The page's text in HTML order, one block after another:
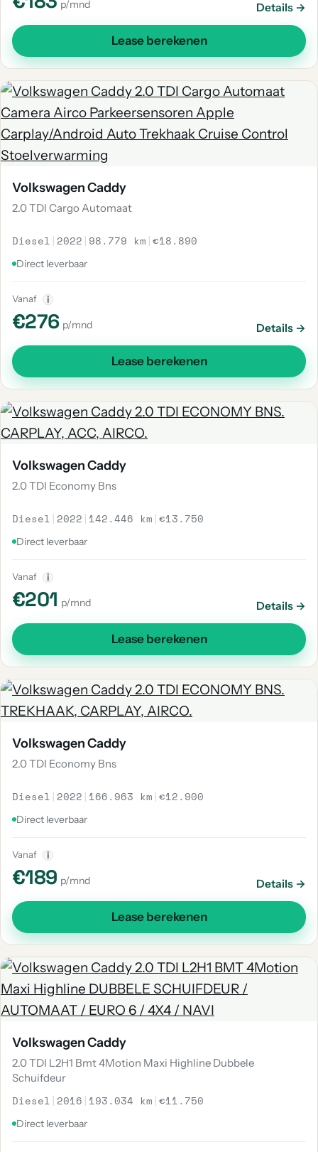
p/mnd Details →
Lease berekenen
Volkswagen Caddy
2.0 TDI Cargo Automaat
Diesel | 2022 | 98.779 km |€18.890
Direct leverbaar
Vanaf i
€276 p/mnd Details →
Lease berekenen
Volkswagen Caddy
2.0 TDI Economy Bns
Diesel | 2022 | 142.446 km |€13.750
Direct leverbaar
Vanaf i
€201 p/mnd Details →
Lease berekenen
Volkswagen Caddy
2.0 TDI Economy Bns
Diesel | 2022 | 166.963 km |€12.900
Direct leverbaar
Vanaf i
€189 p/mnd Details →
Lease berekenen
Volkswagen Caddy
2.0 TDI L2H1 Bmt 4Motion Maxi Highline Dubbele
Schuifdeur
Diesel | 2016 | 193.034 km |€11.750
Direct leverbaar